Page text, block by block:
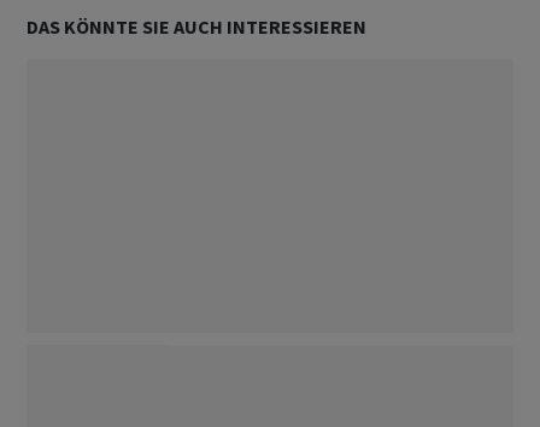
DAS KÖNNTE SIE AUCH INTERESSIEREN